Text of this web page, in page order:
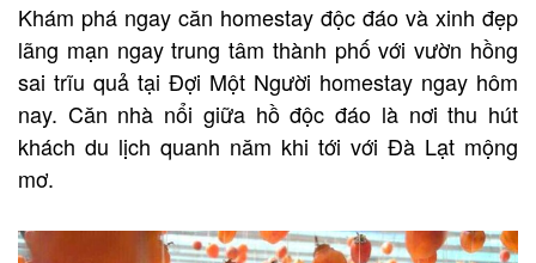
Khám phá ngay căn homestay độc đáo và xinh đẹp
lãng mạn ngay trung tâm thành phố với vườn hồng
sai trĩu quả tại Đợi Một Người homestay ngay hôm
nay. Căn nhà nổi giữa hồ độc đáo là nơi thu hút
khách du lịch quanh năm khi tới với Đà Lạt mộng
mơ.